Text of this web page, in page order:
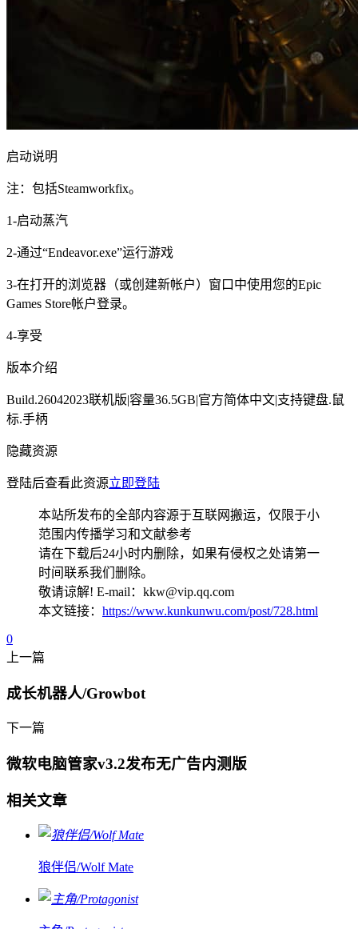
启动说明
注：包括Steamworkfix。
1-启动蒸汽
2-通过“Endeavor.exe”运行游戏
3-在打开的浏览器（或创建新帐户）窗口中使用您的Epic
Games Store帐户登录。
4-享受
版本介绍
Build.26042023联机版|容量36.5GB|官方简体中文|支持键盘.鼠
标.手柄
隐藏资源
登陆后查看此资源立即登陆
本站所发布的全部内容源于互联网搬运，仅限于小
范围内传播学习和文献参考
请在下载后24小时内删除，如果有侵权之处请第一
时间联系我们删除。
敬请谅解! E-mail：kkw@vip.qq.com
本文链接： https://www.kunkunwu.com/post/728.html
0
上一篇
成长机器人/Growbot
下一篇
微软电脑管家v3.2发布无广告内测版
相关文章
狼伴侣/Wolf Mate